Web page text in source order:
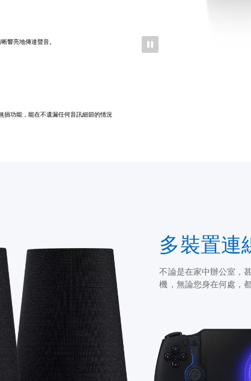
響亮地傳達聲音。
功能，能在不遺漏任何音訊細節的情況
多裝置連
不論是在家中辦公室，
機，無論您身在何處，